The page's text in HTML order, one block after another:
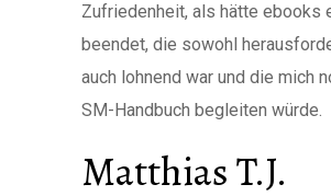
Zufriedenheit, als hätte ebooks
beendet, die sowohl
auch lohnend war und die mich
SM-Handbuch begleiten würde.
Matthias T.J.